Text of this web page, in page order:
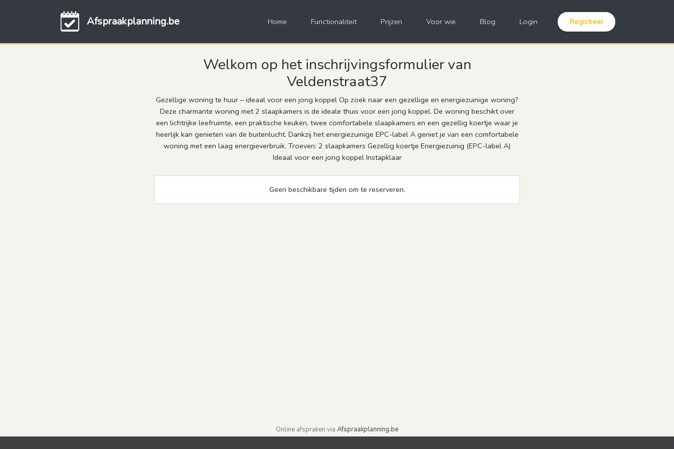
Afspraakplanning.be Home Functionaliteit Prijzen Voor wie Blog Login Registreer
Welkom op het inschrijvingsformulier van
Veldenstraat37
Gezellige woning te huur – ideaal voor een jong koppel Op zoek naar een gezellige en energiezuinige woning?
Deze charmante woning met 2 slaapkamers is de ideale thuis voor een jong koppel. De woning beschikt over
een lichtrijke leefruimte, een praktische keuken, twee comfortabele slaapkamers en een gezellig koertje waar je
heerlijk kan genieten van de buitenlucht. Dankzij het energiezuinige EPC-label A geniet je van een comfortabele
woning met een laag energieverbruik. Troeven: 2 slaapkamers Gezellig koertje Energiezuinig (EPC-label A)
Ideaal voor een jong koppel Instapklaar
Geen beschikbare tijden om te reserveren.
Online afspraken via Afspraakplanning.be